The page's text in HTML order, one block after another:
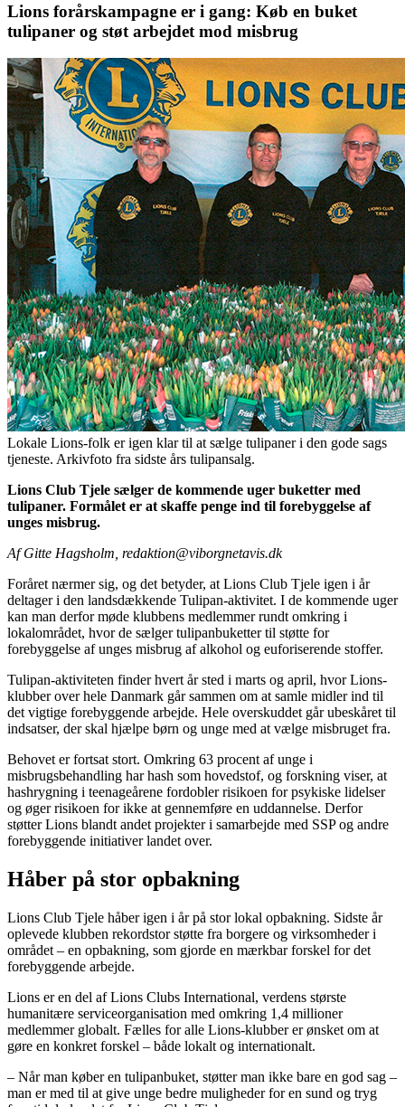
Lions forårskampagne er i gang: Køb en buket
tulipaner og støt arbejdet mod misbrug
Lokale Lions-folk er igen klar til at sælge tulipaner i den gode sags
tjeneste. Arkivfoto fra sidste års tulipansalg.
Lions Club Tjele sælger de kommende uger buketter med
tulipaner. Formålet er at skaffe penge ind til forebyggelse af
unges misbrug.
Af Gitte Hagsholm, redaktion@viborgnetavis.dk
Foråret nærmer sig, og det betyder, at Lions Club Tjele igen i år
deltager i den landsdækkende Tulipan-aktivitet. I de kommende uger
kan man derfor møde klubbens medlemmer rundt omkring i
lokalområdet, hvor de sælger tulipanbuketter til støtte for
forebyggelse af unges misbrug af alkohol og euforiserende stoffer.
Tulipan-aktiviteten finder hvert år sted i marts og april, hvor Lions-
klubber over hele Danmark går sammen om at samle midler ind til
det vigtige forebyggende arbejde. Hele overskuddet går ubeskåret til
indsatser, der skal hjælpe børn og unge med at vælge misbruget fra.
Behovet er fortsat stort. Omkring 63 procent af unge i
misbrugsbehandling har hash som hovedstof, og forskning viser, at
hashrygning i teenageårene fordobler risikoen for psykiske lidelser
og øger risikoen for ikke at gennemføre en uddannelse. Derfor
støtter Lions blandt andet projekter i samarbejde med SSP og andre
forebyggende initiativer landet over.
Håber på stor opbakning
Lions Club Tjele håber igen i år på stor lokal opbakning. Sidste år
oplevede klubben rekordstor støtte fra borgere og virksomheder i
området – en opbakning, som gjorde en mærkbar forskel for det
forebyggende arbejde.
Lions er en del af Lions Clubs International, verdens største
humanitære serviceorganisation med omkring 1,4 millioner
medlemmer globalt. Fælles for alle Lions-klubber er ønsket om at
gøre en konkret forskel – både lokalt og internationalt.
– Når man køber en tulipanbuket, støtter man ikke bare en god sag –
man er med til at give unge bedre muligheder for en sund og tryg